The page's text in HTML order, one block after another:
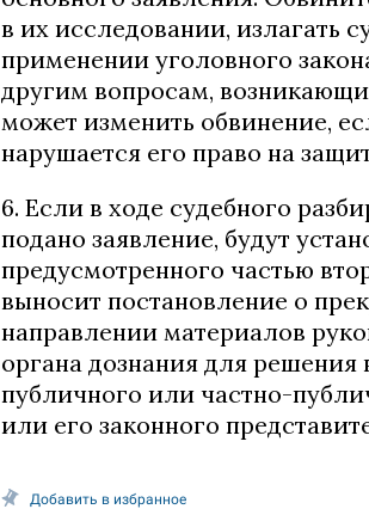
в их исследовании, излагать
применении уголовного
другим вопросам,
может изменить обвинение,
нарушается его право на
6. Если в ходе судебного
подано заявление, будут
предусмотренного частью
выносит постановление о
направлении материалов
органа дознания для решения
публичного или частно-
или его законного
Добавить в избранное